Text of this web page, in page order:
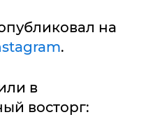
на
.
в
восторг: